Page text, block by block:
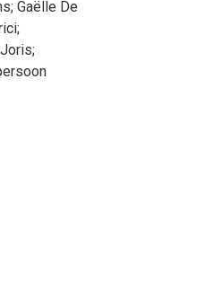
; Gaëlle De
;
Joris;